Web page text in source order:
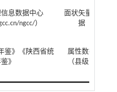
息数据中心
ngcc/）
面状矢量数
据
鉴》《陕西省统
》
属性数据
（县级）